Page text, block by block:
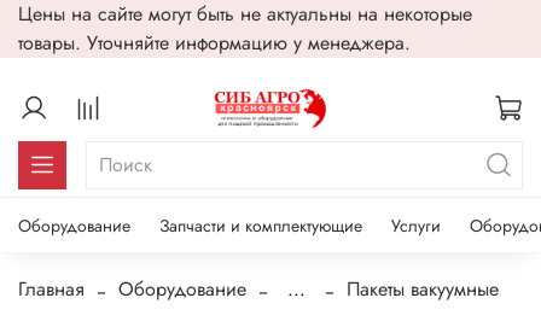
Цены на сайте могут быть не актуальны на некоторые
товары. Уточняйте информацию у менеджера.
Оборудование Запчасти и комплектующие Услуги
Главная Оборудование ... Пакеты вакуумные